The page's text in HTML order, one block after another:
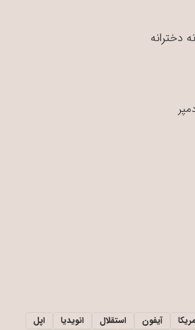
دخترانه
آیفون استقلال انویدیا
اپل